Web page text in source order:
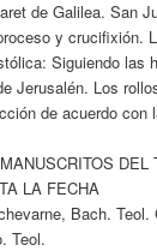
de Galilea. San
y crucifixión.
Siguiendo las
Jerusalén. Los
de acuerdo con
DEL
LA FECHA
Bach. Teol.
Teol.